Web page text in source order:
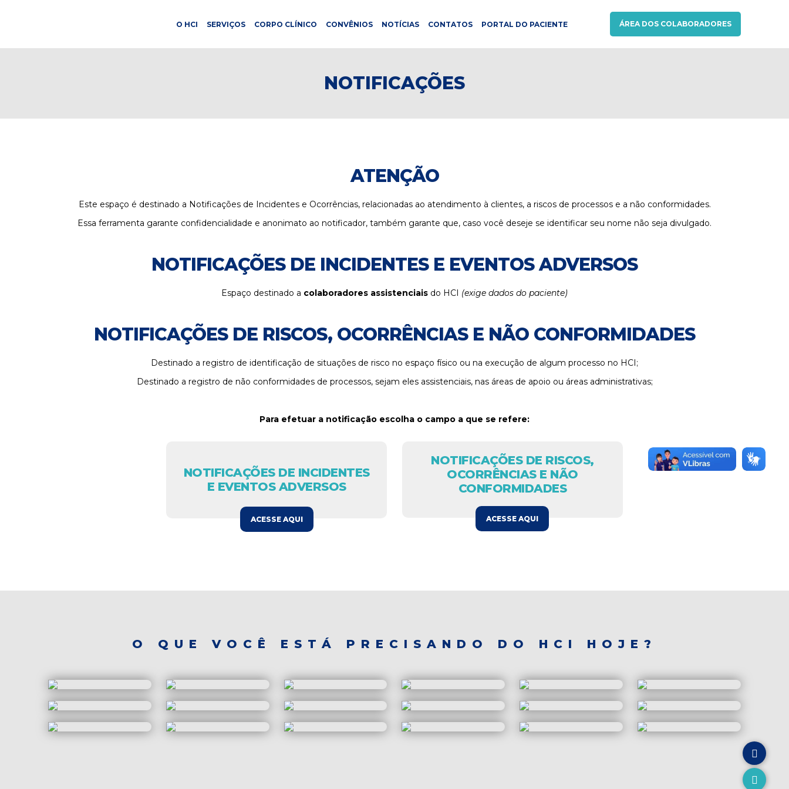
O HCI SERVIÇOS CORPO CLÍNICO CONVÊNIOS NOTÍCIAS CONTATOS PORTAL DO PACIENTE ÁREA DOS COLABORADORES
NOTIFICAÇÕES
ATENÇÃO
Este espaço é destinado a Notificações de Incidentes e Ocorrências, relacionadas ao atendimento à clientes, a riscos de processos e a não conformidades.
Essa ferramenta garante confidencialidade e anonimato ao notificador, também garante que, caso você deseje se identificar seu nome não seja divulgado.
NOTIFICAÇÕES DE INCIDENTES E EVENTOS ADVERSOS
Espaço destinado a colaboradores assistenciais do HCI (exige dados do paciente)
NOTIFICAÇÕES DE RISCOS, OCORRÊNCIAS E NÃO CONFORMIDADES
Destinado a registro de identificação de situações de risco no espaço físico ou na execução de algum processo no HCI;
Destinado a registro de não conformidades de processos, sejam eles assistenciais, nas áreas de apoio ou áreas administrativas;
Para efetuar a notificação escolha o campo a que se refere:
NOTIFICAÇÕES DE INCIDENTES
E EVENTOS ADVERSOS
ACESSE AQUI
NOTIFICAÇÕES DE RISCOS,
OCORRÊNCIAS E NÃO
CONFORMIDADES
ACESSE AQUI
O QUE VOCÊ ESTÁ PRECISANDO DO HCI HOJE?